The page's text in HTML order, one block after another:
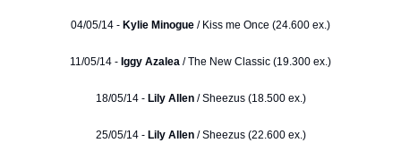
04/05/14 - Kylie Minogue / Kiss me Once (24.600 ex.)
11/05/14 - Iggy Azalea / The New Classic (19.300 ex.)
18/05/14 - Lily Allen/ Sheezus (18.500 ex.)
25/05/14 - Lily Allen/ Sheezus (22.600 ex.)